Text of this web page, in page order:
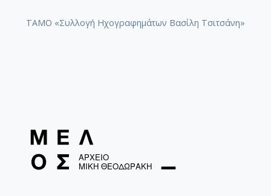
ΤΑΜΟ «Συλλογή Ηχογραφημάτων Βασίλη Τσιτσάνη»